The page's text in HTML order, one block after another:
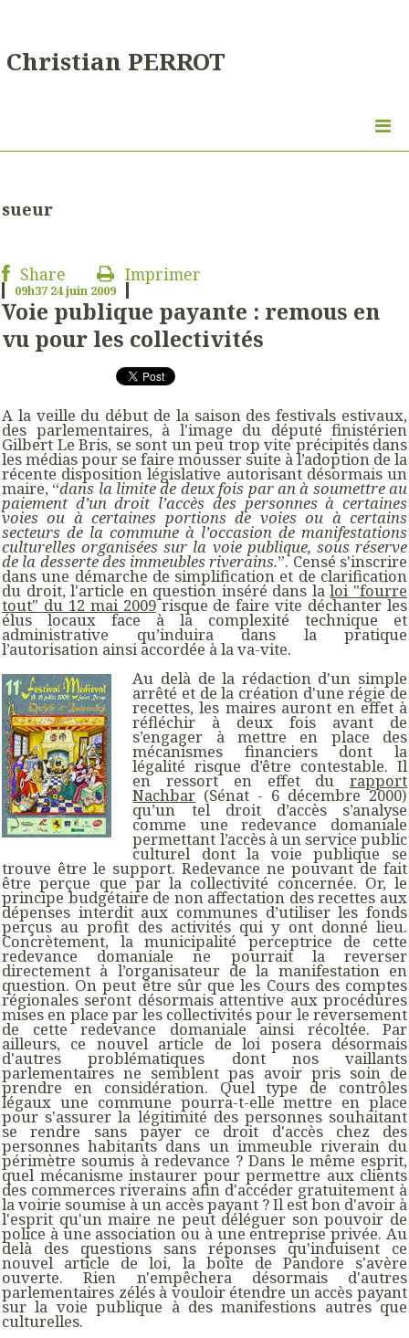
Christian PERROT
sueur
Share Imprimer
09h37 24juin 2009
Voie publique payante : remous en
vu pour les collectivités
A la veille du début de la saison des festivals estivaux,
des parlementaires, à l'image du député finistérien
Gilbert Le Bris, se sont un peu trop vite précipités dans
les médias pour se faire mousser suite à l’adoption de la
récente disposition législative autorisant désormais un
maire, “dans la limite de deux fois par an à soumettre au
paiement d’un droit l’accès des personnes à certaines
voies ou à certaines portions de voies ou à certains
secteurs de la commune à l’occasion de manifestations
culturelles organisées sur la voie publique, sous réserve
de la desserte des immeubles riverains.”. Censé s'inscrire
dans une démarche de simplification et de clarification
du droit, l'article en question inséré dans laloi "fourre
tout" du 12 mai 2009risque de faire vite déchanter les
élus locaux face à la complexité technique et
administrative qu’induira dans la pratique
l’autorisation ainsi accordée à la va-vite.
Au delà de la rédaction d'un simple
arrêté et de la création d'une régie de
recettes, les maires auront en effet à
réfléchir à deux fois avant de
s’engager à mettre en place des
mécanismes financiers dont la
légalité risque d’être contestable. Il
en ressort en effet du rapport
Nachbar (Sénat - 6 décembre 2000)
qu’un tel droit d’accès s’analyse
comme une redevance domaniale
permettant l’accès à un service public
culturel dont la voie publique se
trouve être le support. Redevance ne pouvant de fait
être perçue que par la collectivité concernée. Or, le
principe budgétaire de non affectation des recettes aux
dépenses interdit aux communes d’utiliser les fonds
perçus au profit des activités qui y ont donné lieu.
Concrètement, la municipalité perceptrice de cette
redevance domaniale ne pourrait la reverser
directement à l’organisateur de la manifestation en
question. On peut être sûr que les Cours des comptes
régionales seront désormais attentive aux procédures
mises en place par les collectivités pour le reversement
de cette redevance domaniale ainsi récoltée. Par
ailleurs, ce nouvel article de loi posera désormais
d'autres problématiques dont nos vaillants
parlementaires ne semblent pas avoir pris soin de
prendre en considération. Quel type de contrôles
légaux une commune pourra-t-elle mettre en place
pour s'assurer la légitimité des personnes souhaitant
se rendre sans payer ce droit d'accès chez des
personnes habitants dans un immeuble riverain du
périmètre soumis à redevance ? Dans le même esprit,
quel mécanisme instaurer pour permettre aux clients
des commerces riverains afin d'accéder gratuitement à
la voirie soumise à un accès payant ? Il est bon d'avoir à
l'esprit qu'un maire ne peut déléguer son pouvoir de
police à une association ou à une entreprise privée. Au
delà des questions sans réponses qu'induisent ce
nouvel article de loi, la boîte de Pandore s'avère
ouverte. Rien n'empêchera désormais d'autres
parlementaires zélés à vouloir étendre un accès payant
sur la voie publique à des manifestions autres que
culturelles.